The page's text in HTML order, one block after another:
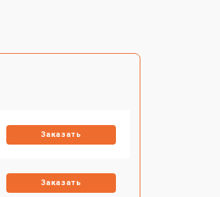
Заказать
Заказать